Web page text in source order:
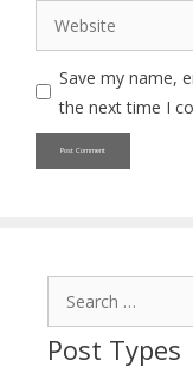
Website
Save my name,
the next time I
Post Types